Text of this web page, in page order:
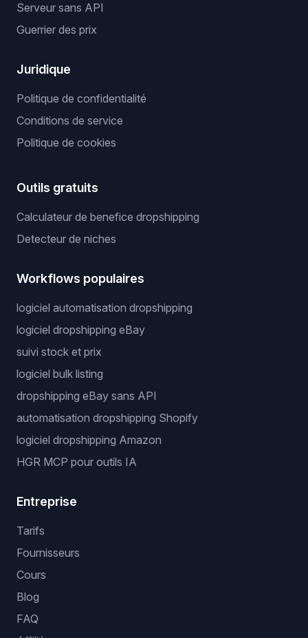
Serveur sans API
Guerrier des prix
Juridique
Politique de confidentialité
Conditions de service
Politique de cookies
Outils gratuits
Calculateur de benefice dropshipping
Detecteur de niches
Workflows populaires
logiciel automatisation dropshipping
logiciel dropshipping eBay
suivi stock et prix
logiciel bulk listing
dropshipping eBay sans API
automatisation dropshipping Shopify
logiciel dropshipping Amazon
HGR MCP pour outils IA
Entreprise
Tarifs
Fournisseurs
Cours
Blog
FAQ